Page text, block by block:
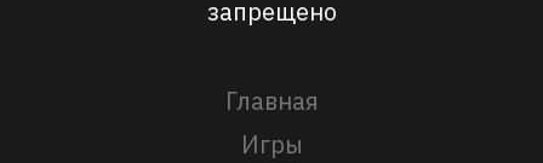
запрещено
Главная
Игры